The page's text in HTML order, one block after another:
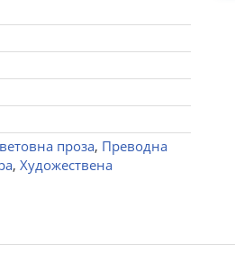
проза, Преводна
, Художествена